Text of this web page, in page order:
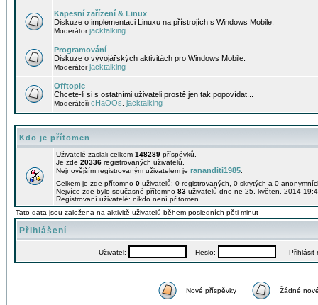
Kapesní zařízení & Linux
Diskuze o implementaci Linuxu na přístrojích s Windows Mobile.
Moderátorjacktalking
Programování
Diskuze o vývojářských aktivitách pro Windows Mobile.
Moderátorjacktalking
Offtopic
Chcete-li si s ostatními uživateli prostě jen tak popovídat...
Moderátoři cHaOOs jacktalking
Kdo je přítomen
Uživatelé zaslali celkem 148289 příspěvků.
Je zde 20336 registrovaných uživatelů.
Nejnovějším registrovaným uživatelem je rananditi1985
Celkem je zde přítomno 0 uživatelů: 0 registrovaných, 0 skrytých a 0
Nejvíce zde bylo současně přítomno 83 uživatelů dne ne 25. květen, 2014
Registrovaní uživatelé: nikdo není přítomen
Tato data jsou založena na aktivitě uživatelů během posledních pěti minut
Přihlášení
Uživatel: Heslo: Přihlásit
Nové příspěvky Žádné